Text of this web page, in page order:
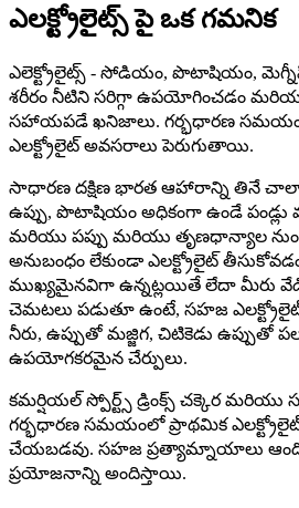
ఎలక్ట్రోలైట్స్ పై ఒక గమనిక
ఎలెక్ట్రోలైట్స్ - సోడియం, పొటాషియం,
శరీరం నీటిని సరిగ్గా ఉపయోగించడం
సహాయపడే ఖనిజాలు. గర్భధారణ
ఎలక్ట్రోలైట్ అవసరాలు పెరుగుతాయి.
సాధారణ దక్షిణ భారత ఆహారాన్ని తినే చాలా
ఉప్పు, పొటాషియం అధికంగా ఉండే
మరియు పప్పు మరియు తృణధాన్యాల
అనుబంధం లేకుండా ఎలక్ట్రోలైట్
ముఖ్యమైనవిగా ఉన్నట్లయితే లేదా మీరు
చెమటలు పడుతూ ఉంటే, సహజ
నీరు, ఉప్పుతో మజ్జిగ, చిటికెడు ఉప్పుతో
ఉపయోగకరమైన చేర్పులు.
కమర్షియల్ స్పోర్ట్స్ డ్రింక్స్ చక్కెర మరియు
గర్భధారణ సమయంలో ప్రాథమిక
చేయబడవు. సహజ ప్రత్యామ్నాయాలు
ప్రయోజనాన్ని అందిస్తాయి.